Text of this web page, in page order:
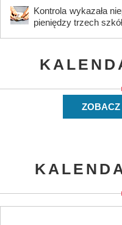
Kontrola wykazała
pieniędzy trzech szkół